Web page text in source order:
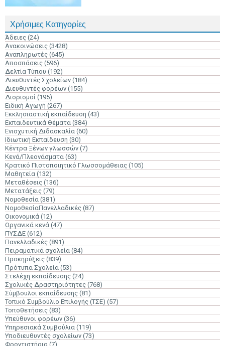
Χρήσιμες Κατηγορίες
Άδειες (24)
Ανακοινώσεις (3428)
Αναπληρωτές (645)
Αποσπάσεις (596)
Δελτία Τύπου (192)
Διευθυντές Σχολείων (184)
Διευθυντές φορέων (155)
Διορισμοί (195)
Ειδική Αγωγή (267)
Εκκλησιαστική εκπαίδευση (43)
Εκπαιδευτικά Θέματα (384)
Ενισχυτική Διδασκαλία (60)
Ιδιωτική Εκπαίδευση (30)
Κέντρα Ξένων γλωσσών (7)
Κενά/Πλεονάσματα (63)
Κρατικό Πιστοποιητικό Γλωσσομάθειας (105)
Μαθητεία (132)
Μεταθέσεις (136)
Μετατάξεις (79)
Νομοθεσία (381)
ΝομοθεσίαΠανελλαδικές (87)
Οικονομικά (12)
Οργανικά κενά (47)
ΠΥΣΔΕ (612)
Πανελλαδικές (891)
Πειραματικά σχολεία (84)
Προκηρύξεις (839)
Πρότυπα Σχολεία (53)
Στελέχη εκπαίδευσης (24)
Σχολικές Δραστηριότητες (768)
Σύμβουλοι εκπαίδευσης (81)
Τοπικό Συμβούλιο Επιλογής (ΤΣΕ) (57)
Τοποθετήσεις (83)
Υπεύθυνοι φορέων (36)
Υπηρεσιακά Συμβούλια (119)
Υποδιευθυντές σχολείων (73)
Φροντιστήρια (7)